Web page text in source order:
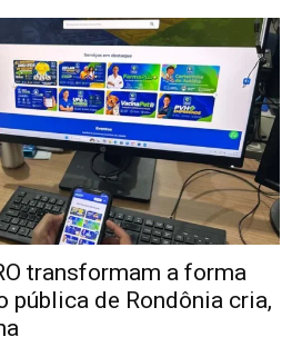
transformam a forma
pública de Rondônia cria,